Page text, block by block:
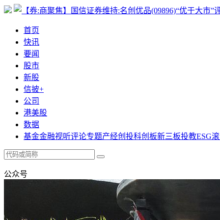
首页
快讯
要闻
股市
新股
信披+
公司
港美股
数据
基金金融视听评论专题产经创投科创板新三板投教ESG
公众号